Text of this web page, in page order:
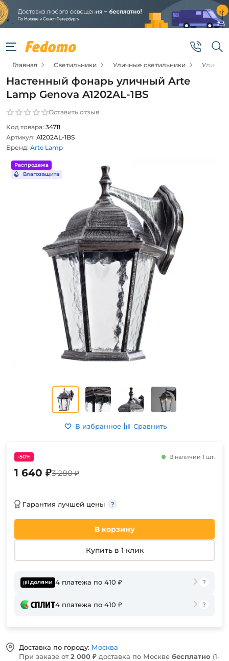
Главная Светильники Уличные светильники
Настенный фонарь уличный Arte
Lamp Genova A1202AL-1BS
Оставить отзыв
Код товара: 34711
Артикул: A1202AL-1BS
Бренд: Arte Lamp
В избранное Сравнить
В наличии 1 шт.
-50%
1 640 ₽3 280 ₽
Гарантия лучшей цены
В корзину
Купить в 1 клик
4 платежа по 410 ₽
4 платежа по 410 ₽
Доставка по городу: Москва
При заказе от2 000 ₽ доставка по Москве бесплатно (1-